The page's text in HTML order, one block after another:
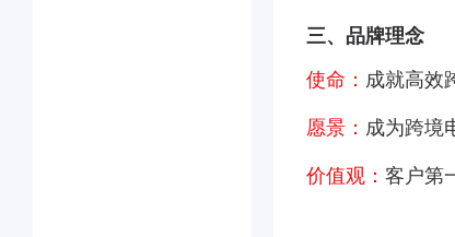
三、品牌理念
使命： 成就高效
愿景： 成为跨境
价值观： 客户第